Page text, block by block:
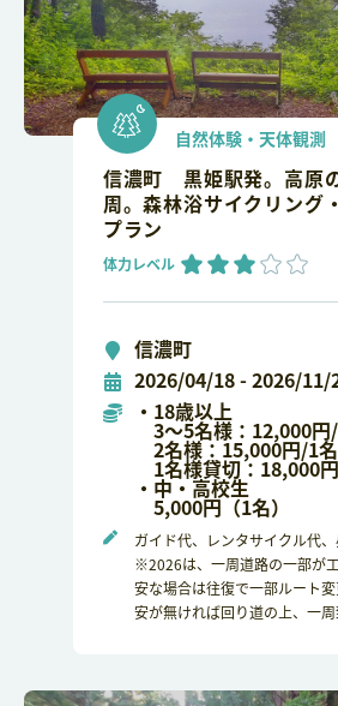
自然体験・天体観測
信濃町 黒姫駅発。高原
周。森林浴サイクリング
プラン
体力レベル
信濃町
2026/04/18 - 2026/11/
・18歳以上
3～5名様：12,000円
2名様：15,000円/1名
1名様貸切：18,000円
・中・高校生
5,000円（1名）
ガイド代、レンタサイクル代
※2026は、一周道路の一部が
安な場合は往復で一部ルート
安が無ければ回り道の上、一周